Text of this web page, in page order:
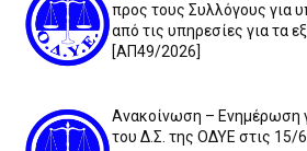
προς τους Συλλόγους για
από τις υπηρεσίες για τα
[ΑΠ49/2026]
Ανακοίνωση – Ενημέρωση
του Δ.Σ. της ΟΔΥΕ στις